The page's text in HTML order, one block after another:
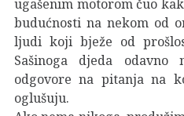
ugašenim motorom čuo
budućnosti na nekom od
ljudi koji bježe od
Sašinoga djeda
odgovore na pitanja na
oglušuju.